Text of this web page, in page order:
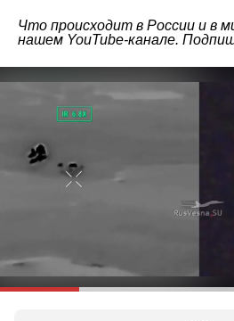
Что происходит в России и в
нашем YouTube-канале.